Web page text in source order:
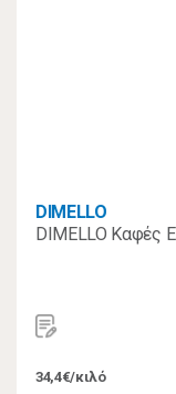
DIMELLO
DIMELLO Καφές
34,4€/κιλό